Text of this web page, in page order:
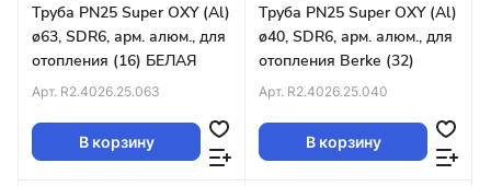
Труба PN25 Super OXY (Al)
ø63, SDR6, арм. алюм., для
отопления (16) БЕЛАЯ
Арт. R2.4026.25.063
В корзину
Труба PN25 Super OXY (Al)
ø40, SDR6, арм. алюм., для
отопления Berke (32)
Арт. R2.4026.25.040
В корзину